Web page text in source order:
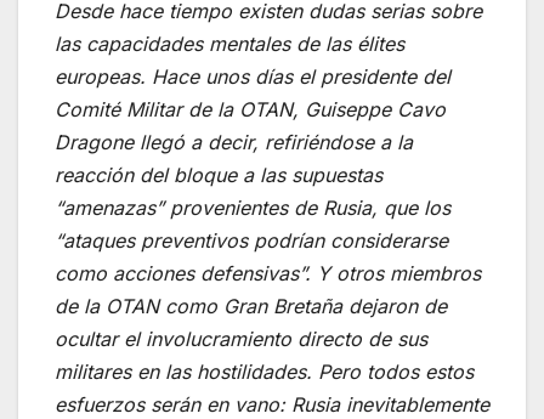
Desde hace tiempo existen dudas serias sobre
las capacidades mentales de las élites
europeas. Hace unos días el presidente del
Comité Militar de la OTAN, Guiseppe Cavo
Dragone llegó a decir, refiriéndose a la
reacción del bloque a las supuestas
“amenazas” provenientes de Rusia, que los
“ataques preventivos podrían considerarse
como acciones defensivas”. Y otros miembros
de la OTAN como Gran Bretaña dejaron de
ocultar el involucramiento directo de sus
militares en las hostilidades. Pero todos estos
esfuerzos serán en vano: Rusia inevitablemente